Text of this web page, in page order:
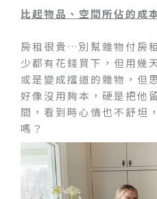
比起物品、空間所佔的成
房租很貴…別幫雜物付房
少都有花錢買下，但用幾
或是變成擋道的雜物，但
好像沒用夠本，硬是把他
間，看到時心情也不舒坦
嗎？